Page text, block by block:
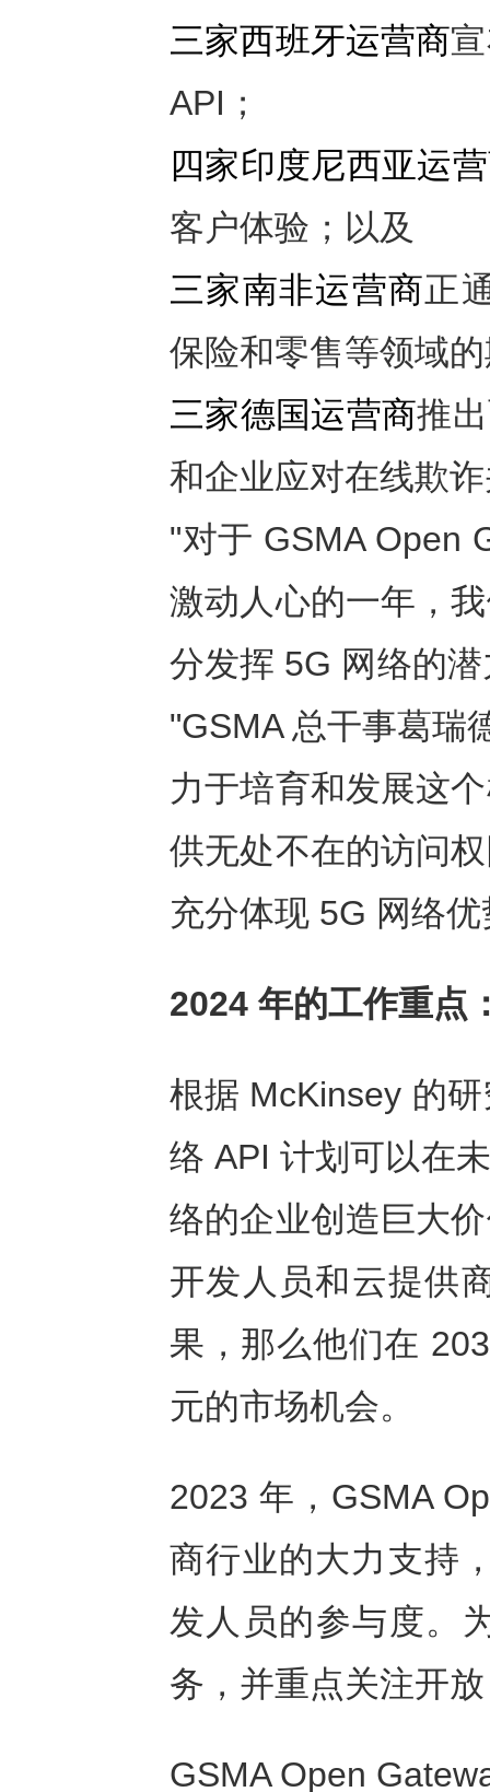
三家西班牙运营商
API；
四家印度尼西亚运
客户体验；以及
三家南非运营商正
保险和零售等领域
三家德国运营商推
和企业应对在线欺
"对于 GSMA Open
激动人心的一年，
分发挥 5G 网络的
"GSMA 总干事葛瑞
力于培育和发展这
供无处不在的访问
充分体现 5G 网络
2024 年的工作重点
根据 McKinsey 的
络 API 计划可以在
络的企业创造巨大
开发人员和云提供
果，那么他们在
元的市场机会。
2023 年，GSMA
商行业的大力支持
发人员的参与度。
务，并重点关注开
GSMA Open